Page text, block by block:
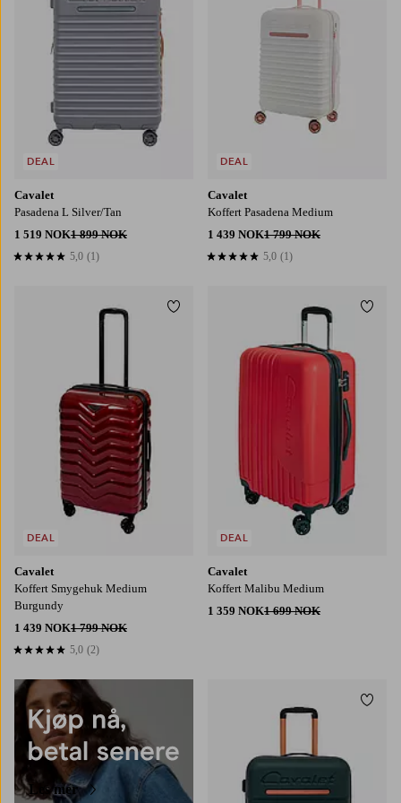
Cavalet
Pasadena L Silver/Tan
1 519 NOK1 899 NOK
5,0 basert på 1 karaktergivninger
5,0 (1)
DEAL
Cavalet
Koffert Pasadena Medium
1 439 NOK1 799 NOK
5,0 basert på 1 karaktergivninger
5,0 (1)
DEAL
Cavalet
Koffert Smygehuk Medium
Burgundy
1 439 NOK1 799 NOK
5,0 basert på 2 karaktergivninger
5,0 (2)
DEAL
Legg til favoritter
Cavalet
Koffert Malibu Medium
1 359 NOK1 699 NOK
DEAL
Les mer